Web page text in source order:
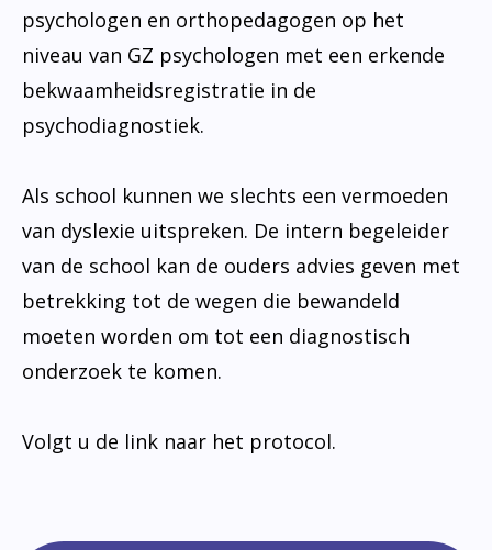
psychologen en orthopedagogen op het
niveau van GZ psychologen met een erkende
bekwaamheidsregistratie in de
psychodiagnostiek.
Als school kunnen we slechts een vermoeden
van dyslexie uitspreken. De intern begeleider
van de school kan de ouders advies geven met
betrekking tot de wegen die bewandeld
moeten worden om tot een diagnostisch
onderzoek te komen.
Volgt u de link naar het protocol.